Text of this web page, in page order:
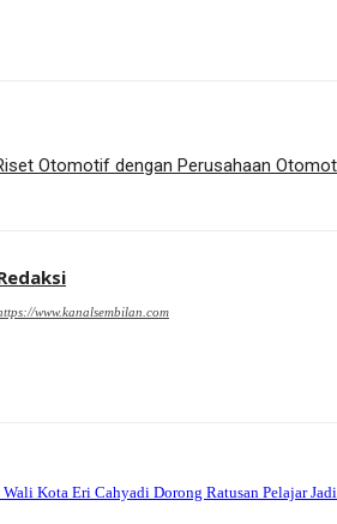
Otomotif dengan Perusahaan
www.kanalsembilan.com
Kota Eri Cahyadi Dorong Ratusan Pelajar Jadi